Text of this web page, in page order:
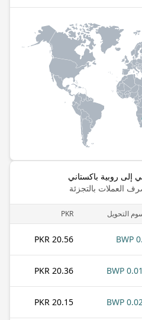
إلى روبية باكستاني
العملات بالتجزئة
التحويل PKR
20.56 PKR
0.010
20.36 PKR
0.020
20.15 PKR